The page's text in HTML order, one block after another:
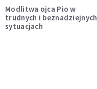
Modlitwa ojca Pio w
trudnych i beznadziejnych
sytuacjach